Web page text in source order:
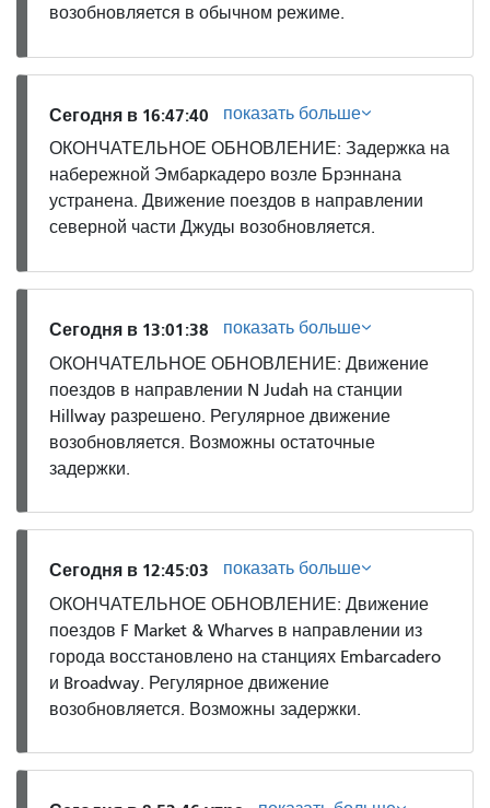
возобновляется в обычном режиме.
Сегодня в 16:47:40
показать больше
ОКОНЧАТЕЛЬНОЕ ОБНОВЛЕНИЕ: Задержка на
набережной Эмбаркадеро возле Брэннана
устранена. Движение поездов в направлении
северной части Джуды возобновляется.
Сегодня в 13:01:38
показать больше
ОКОНЧАТЕЛЬНОЕ ОБНОВЛЕНИЕ: Движение
поездов в направлении N Judah на станции
Hillway разрешено. Регулярное движение
возобновляется. Возможны остаточные
задержки.
Сегодня в 12:45:03
показать больше
ОКОНЧАТЕЛЬНОЕ ОБНОВЛЕНИЕ: Движение
поездов F Market & Wharves в направлении из
города восстановлено на станциях Embarcadero
и Broadway. Регулярное движение
возобновляется. Возможны задержки.